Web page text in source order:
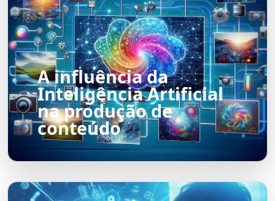
A influência da
Inteligência Artificial
na produção de
conteúdo